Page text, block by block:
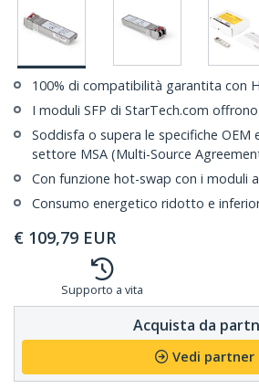
100% di compatibilità garantita con
I moduli SFP di StarTech.com
Soddisfa o supera le specifiche OEM
settore MSA (Multi-Source
Con funzione hot-swap con i moduli
Consumo energetico ridotto e
€ 109,79 EUR
Supporto a vita
Acquista da
Vedi partner